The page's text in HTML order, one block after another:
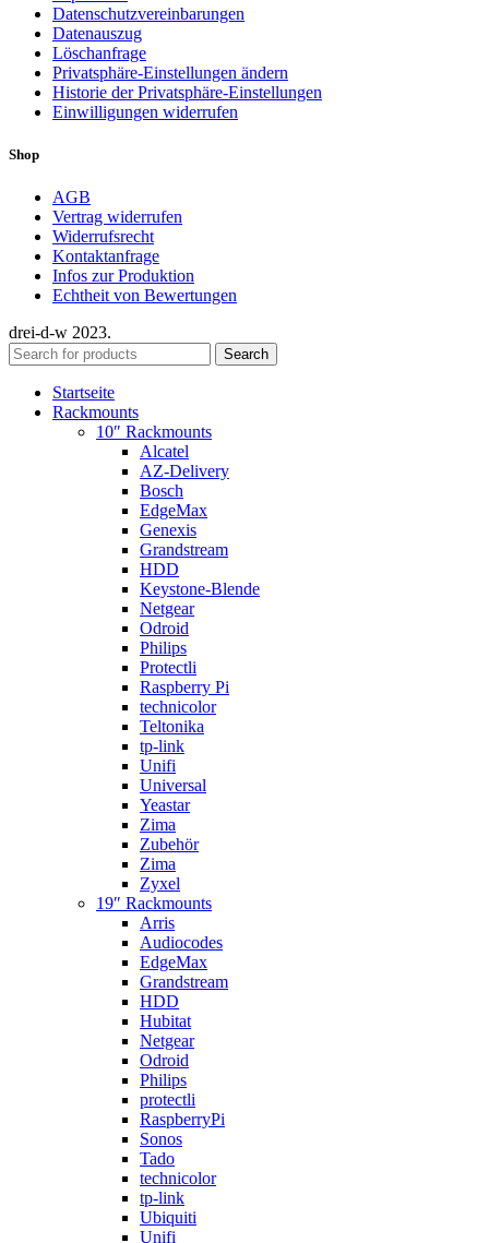
Datenschutzvereinbarungen
Datenauszug
Löschanfrage
Privatsphäre-Einstellungen ändern
Historie der Privatsphäre-Einstellungen
Einwilligungen widerrufen
Shop
AGB
Vertrag widerrufen
Widerrufsrecht
Kontaktanfrage
Infos zur Produktion
Echtheit von Bewertungen
drei-d-w 2023.
Search
Startseite
Rackmounts
10″ Rackmounts
Alcatel
AZ-Delivery
Bosch
EdgeMax
Genexis
Grandstream
HDD
Keystone-Blende
Netgear
Odroid
Philips
Protectli
Raspberry Pi
technicolor
Teltonika
tp-link
Unifi
Universal
Yeastar
Zima
Zubehör
Zima
Zyxel
19″ Rackmounts
Arris
Audiocodes
EdgeMax
Grandstream
HDD
Hubitat
Netgear
Odroid
Philips
protectli
RaspberryPi
Sonos
Tado
technicolor
tp-link
Ubiquiti
Unifi